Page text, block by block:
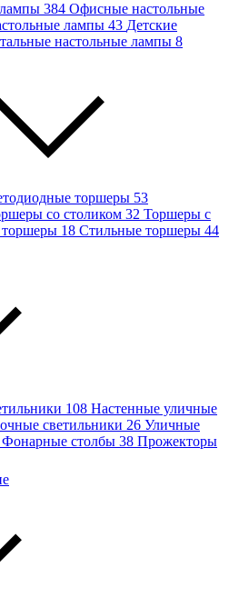
384 Офисные настольные
лампы 43 Детские
настольные лампы 8
торшеры 53
со столиком 32 Торшеры с
торшеры 18 Стильные торшеры 44
108 Настенные уличные
светильники 26 Уличные
Фонарные столбы 38 Прожекторы